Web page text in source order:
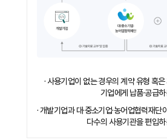
· 사용기업이 없는 경우의 계약 유형 혹
기업에게 납품·공급
· 개발기업과 대·중소기업·농어업협력재
다수의 사용기관을 편입